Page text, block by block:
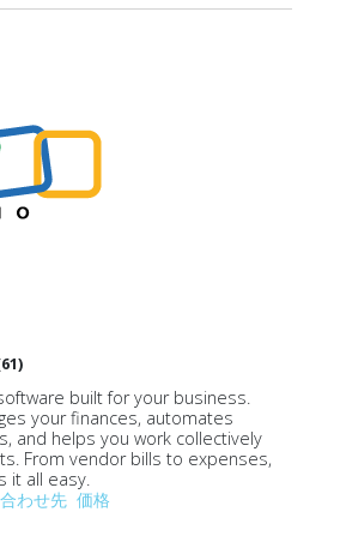
built for your business.
your finances, automates
and helps you work collectively
From vendor bills to expenses,
it all easy.
わせ先 価格